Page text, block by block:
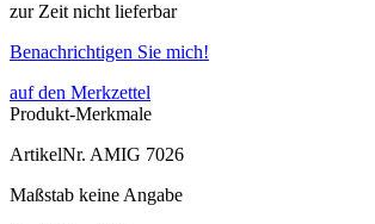
zur Zeit nicht lieferbar
Benachrichtigen Sie mich!
auf den Merkzettel
Produkt-Merkmale
ArtikelNr. AMIG 7026
Maßstab keine Angabe